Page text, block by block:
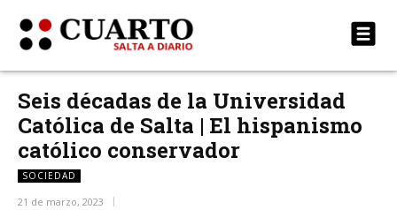
Seis décadas de la Universidad
Católica de Salta | El hispanismo
católico conservador
SOCIEDAD
21 de marzo, 2023